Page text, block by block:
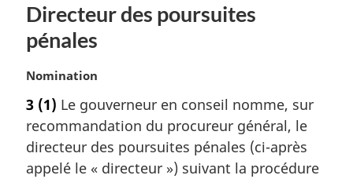
Directeur des poursuites
pénales
N
t
e
m
a
Nomination
3 (1) Le gouverneur en conseil nomme, sur
recommandation du procureur général, le
directeur des poursuites pénales (ci-après
appelé le « directeur ») suivant la procédure